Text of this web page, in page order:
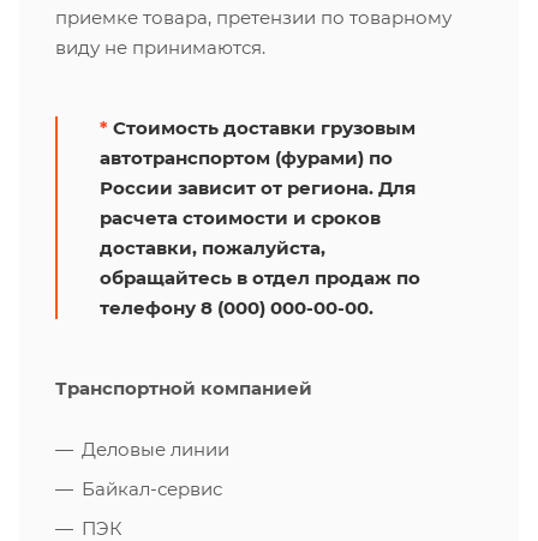
приемке товара, претензии по товарному
виду не принимаются.
* Стоимость доставки грузовым
автотранспортом (фурами) по
России зависит от региона. Для
расчета стоимости и сроков
доставки, пожалуйста,
обращайтесь в отдел продаж по
телефону 8 (000) 000-00-00.
Транспортной компанией
Деловые линии
Байкал-сервис
ПЭК